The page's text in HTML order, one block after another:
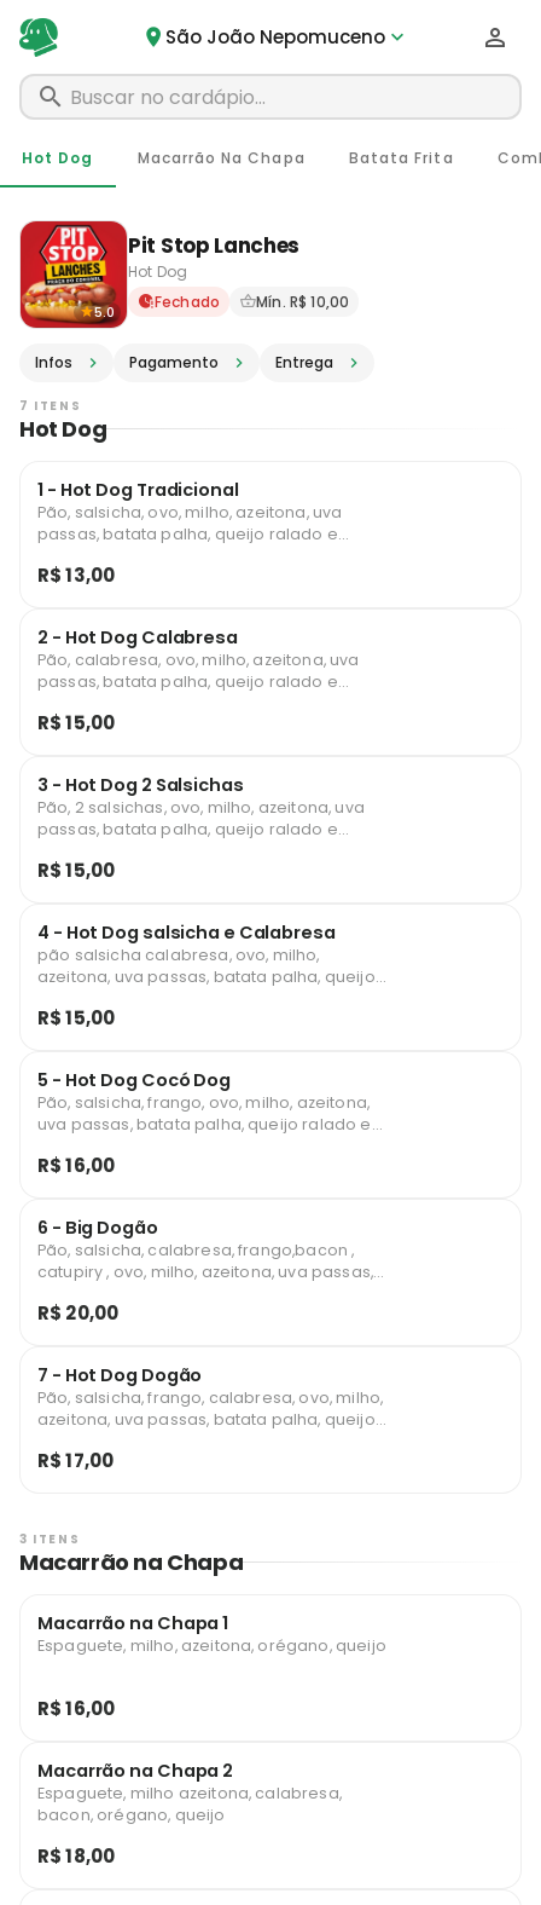
São João Nepomuceno
5.0
Pit Stop Lanches
Hot Dog
Delivery em São João
Fechado Mín. R$ 10,00
Infos Pagamento Entrega
Hot Dog Macarrão Na Chapa Batata Frita
7 ITENS
Hot Dog
1 - Hot Dog Tradicional
Pão, salsicha, ovo, milho, azeitona, uva
passas, batata palha, queijo ralado e
R$ 13,00
2 - Hot Dog Calabresa
Pão, calabresa, ovo, milho, azeitona, uva
passas, batata palha, queijo ralado e
R$ 15,00
3 - Hot Dog 2 Salsichas
Pão, 2 salsichas, ovo, milho, azeitona, uva
passas, batata palha, queijo ralado e
R$ 15,00
4 - Hot Dog salsicha e Calabresa
pão salsicha calabresa, ovo, milho,
azeitona, uva passas, batata palha, queijo
R$ 15,00
5 - Hot Dog Cocó Dog
Pão, salsicha, frango, ovo, milho, azeitona,
uva passas, batata palha, queijo ralado e
R$ 16,00
6 - Big Dogão
Pão, salsicha, calabresa, frango,bacon ,
catupiry , ovo, milho, azeitona, uva passas,
R$ 20,00
7 - Hot Dog Dogão
Pão, salsicha, frango, calabresa, ovo, milho,
azeitona, uva passas, batata palha, queijo
R$ 17,00
3 ITENS
Macarrão na Chapa
Macarrão na Chapa 1
Espaguete, milho, azeitona, orégano, queijo
R$ 16,00
Macarrão na Chapa 2
Espaguete, milho azeitona, calabresa,
bacon, orégano, queijo
R$ 18,00